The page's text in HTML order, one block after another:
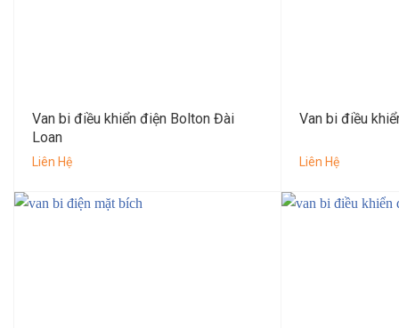
Van bi điều khiển điện Bolton Đài
Loan
Liên Hệ
Van bi điều
Liên Hệ